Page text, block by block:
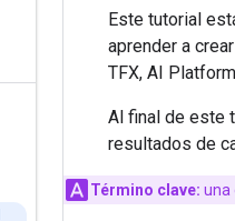
Este tutorial
aprender a
TFX, AI
Al final de este
resultados de
Término clave: una